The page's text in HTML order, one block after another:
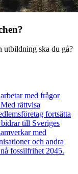
ska du gå?
med frågor
rättvisa
fortsätta
till Sveriges
med
och andra
fossilfrihet 2045.